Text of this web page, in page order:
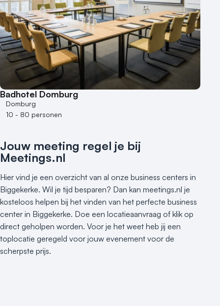
Badhotel Domburg
Domburg
10 - 80 personen
Jouw meeting regel je bij
Meetings.nl
Hier vind je een overzicht van al onze business centers in
Biggekerke. Wil je tijd besparen? Dan kan meetings.nl je
kosteloos helpen bij het vinden van het perfecte business
center in Biggekerke. Doe een locatieaanvraag of klik op
direct geholpen worden. Voor je het weet heb jij een
toplocatie geregeld voor jouw evenement voor de
scherpste prijs.